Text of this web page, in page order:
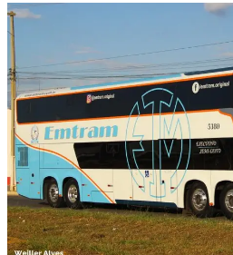
Digite
aqui
o
seu
e-
mail